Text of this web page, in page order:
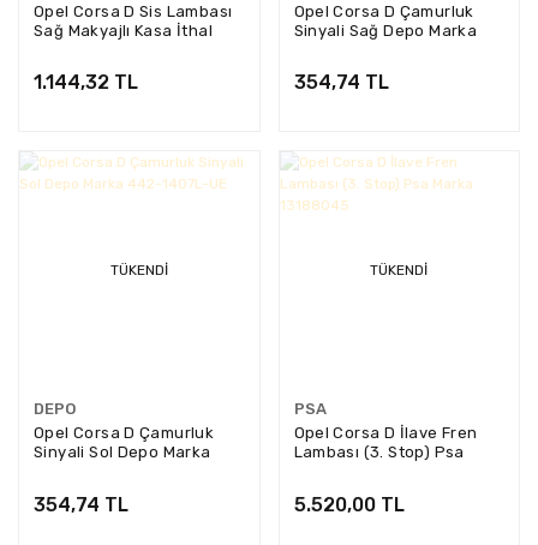
Opel Corsa D Sis Lambası
Sağ Makyajlı Kasa İthal
1.144,32 TL
Opel Corsa D Çamurluk
Sinyali Sağ Depo Marka
354,74 TL
TÜKENDI
DEPO
Opel Corsa D Çamurluk
Sinyali Sol Depo Marka
354,74 TL
TÜKENDI
PSA
Opel Corsa D İlave Fren
Lambası (3. Stop) Psa
5.520,00 TL